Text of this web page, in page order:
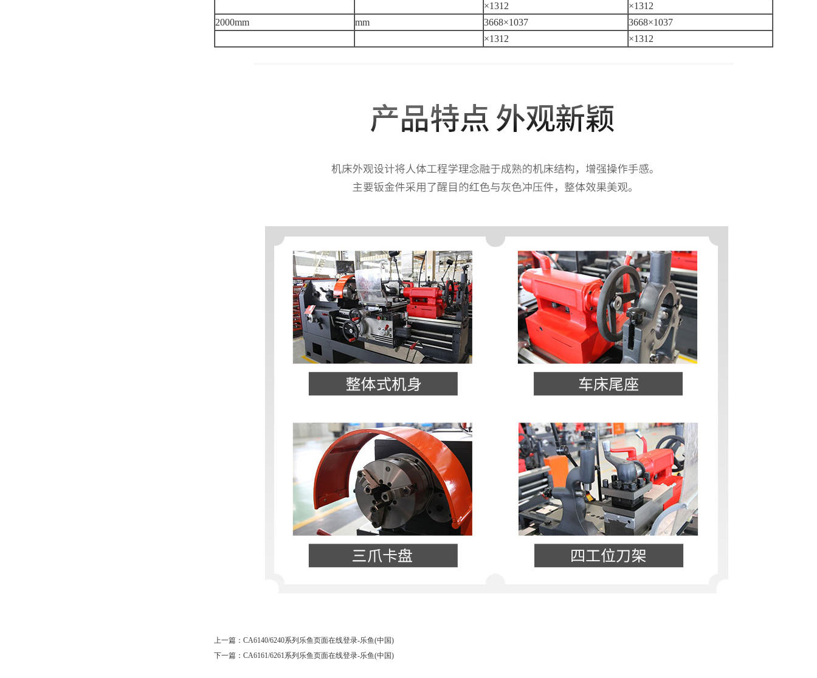
×1312
×1312
2000mm
mm 3668×1037
3668×1037
×1312
×1312
上一篇： CA6140/6240系列乐鱼页面在线登录-乐鱼(中国)
下一篇： CA6161/6261系列乐鱼页面在线登录-乐鱼(中国)